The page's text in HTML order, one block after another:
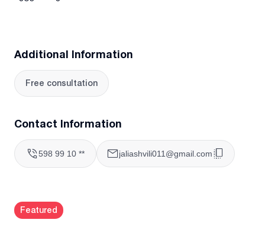
Additional Information
Free consultation
Contact Information
598 99 10 ** jaliashvili011@gmail.com
Featured